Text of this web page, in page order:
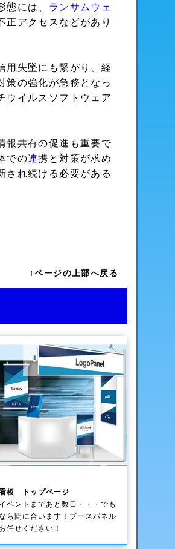
態には、 ランサムウェ
正アクセスなどがあり
用失墜にも繋がり、経
策の強化が急務となっ
ウイルスソフトウェア
報共有の促進も重要で
での連携と対策が求め
され続ける必要がある
↑ページの上部へ戻る
板 トップページ
ベントまであと数日・・・でも
ら間に合います！ブースパネル
任せください！